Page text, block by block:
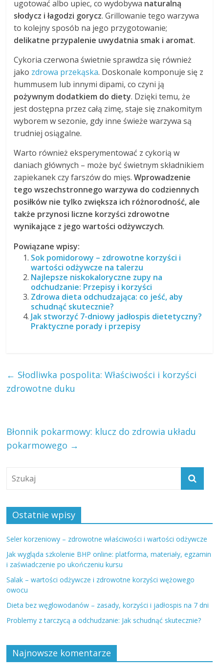
ugotować albo upiec, co wydobywa naturalną
słodycz i łagodzi gorycz. Grillowanie tego warzywa
to kolejny sposób na jego przygotowanie;
delikatne przypalenie uwydatnia smak i aromat.
Cykoria czerwona świetnie sprawdza się również
jako zdrowa przekąska. Doskonale komponuje się z
hummusem lub innymi dipami, co czyni ją
pożywnym dodatkiem do diety. Dzięki temu, że
jest dostępna przez całą zimę, staje się znakomitym
wyborem w sezonie, gdy inne świeże warzywa są
trudniej osiągalne.
Warto również eksperymentować z cykorią w
daniach głównych – może być świetnym składnikiem
zapiekanek czy farszów do mięs.Wprowadzenie
tego wszechstronnego warzywa do codziennych
posiłków nie tylko zwiększa ich różnorodność, ale
także przynosi liczne korzyści zdrowotne
wynikające z jego wartości odżywczych.
Powiązane wpisy:
Sok pomidorowy – zdrowotne korzyści i
wartości odżywcze na talerzu
Najlepsze niskokaloryczne zupy na
odchudzanie: Przepisy i korzyści
Zdrowa dieta odchudzająca: co jeść, aby
schudnąć skutecznie?
Jak stworzyć 7-dniowy jadłospis dietetyczny?
Praktyczne porady i przepisy
← Słodliwka pospolita: Właściwości i korzyści
zdrowotne duku
Błonnik pokarmowy: klucz do zdrowia układu
pokarmowego →
Ostatnie wpisy
Seler korzeniowy – zdrowotne właściwości i wartości odżywcze
Jak wygląda szkolenie BHP online: platforma, materiały, egzamin
i zaświadczenie po ukończeniu kursu
Salak – wartości odżywcze i zdrowotne korzyści wężowego
owocu
Dieta bez węglowodanów – zasady, korzyści i jadłospis na 7 dni
Problemy z tarczycą a odchudzanie: Jak schudnąć skutecznie?
Najnowsze komentarze